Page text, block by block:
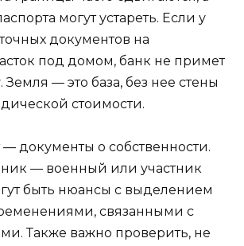
могут устареть. Если у
документов на
под домом, банк не примет
Земля — это база, без нее стены
стоимости.
— документы о собственности.
— военный или участник
быть нюансы с выделением
связанными с
Также важно проверить, не